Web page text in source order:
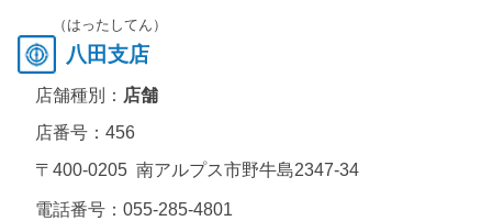
（はったしてん）
八田支店
店舗種別： 店舗
店番号：456
〒400-0205 南アルプス市野牛島2347-34
電話番号： 055-285-4801